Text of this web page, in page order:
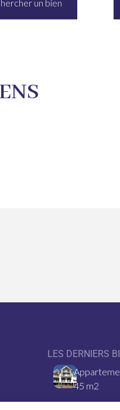
un bien
LES DERNIERS
45 m2